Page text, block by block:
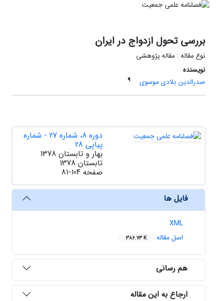
بررسی تحول ازدواج در ایران
نوع مقاله : مقاله پژوهشی
نویسنده
صدرالدین بلادی موسوی
¶
دوره 8، شماره 27 - شماره
پیاپی 28
بهار و تابستان 1378
تابستان 1378
صفحه 81-104
فایل ها
XML
اصل مقاله
386.73 K
هم رسانی
ارجاع به این مقاله